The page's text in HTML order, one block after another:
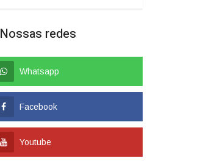
Nossas redes
Whatsapp
Facebook
Youtube